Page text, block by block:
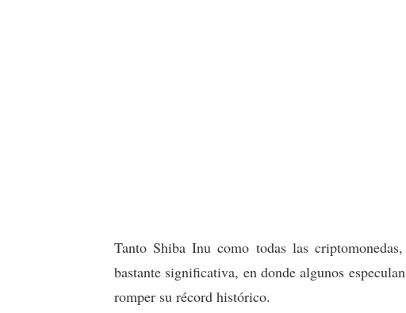
Tanto Shiba Inu como todas las
bastante significativa, en donde algunos
romper su récord histórico.